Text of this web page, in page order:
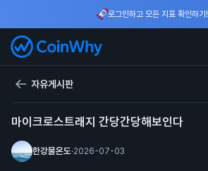
로그인하고 모든 지표 확인하기!
자유게시판
마이크로스트래지 간당간당해보인다
한강물온도·2026-07-03